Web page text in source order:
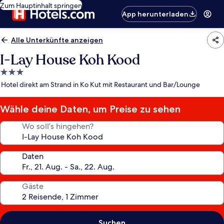
Zum Hauptinhalt springen
App herunterladen
Alle Unterkünfte anzeigen
I-Lay House Koh Kood
3.0-
Sterne-
Hotel direkt am Strand in Ko Kut mit Restaurant und Bar/Lounge
Wähle deine Daten, um Preise zu sehen
Wo soll’s hingehen?
Daten
Gäste